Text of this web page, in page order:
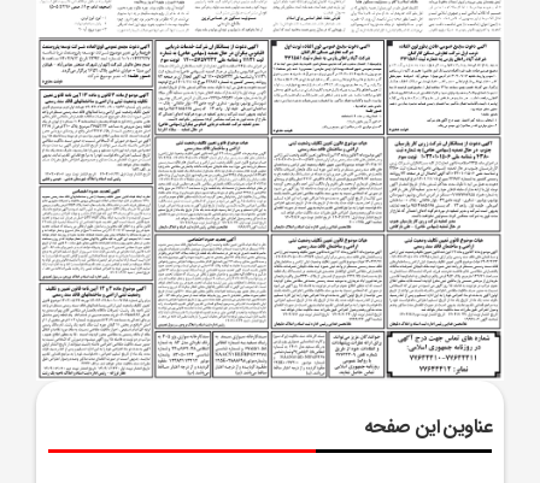
عناوین این صفحه